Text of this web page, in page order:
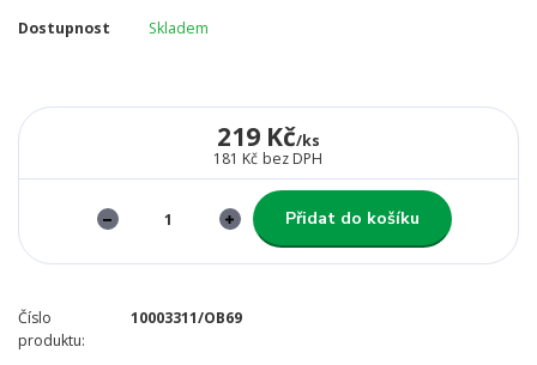
Dostupnost Skladem
219 Kč/ks
181 Kč bez DPH
Přidat do košíku
Číslo
produktu:
10003311/OB69